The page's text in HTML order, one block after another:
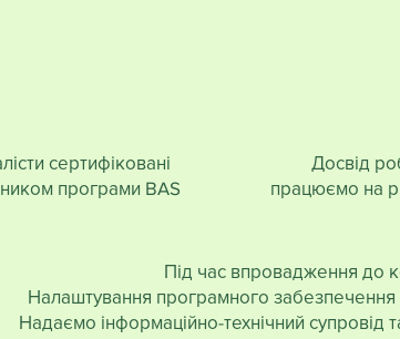
сертифіковані
програми BAS
Досвід
працюємо на
Під час впровадження до
Налаштування програмного забезпечення
Надаємо інформаційно-технічний супровід